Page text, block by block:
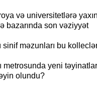
və universitetlərə
bazarında son vəziyyət
məzunları bu
metrosunda yeni
olundu?